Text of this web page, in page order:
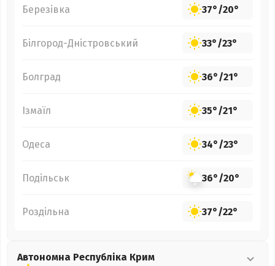
Березівка 37°/20°
Білгород-Дністровський 33°/23°
Болград 36°/21°
Ізмаїл 35°/21°
Одеса 34°/23°
Подільськ 36°/20°
Роздільна 37°/22°
Автономна Республіка Крим